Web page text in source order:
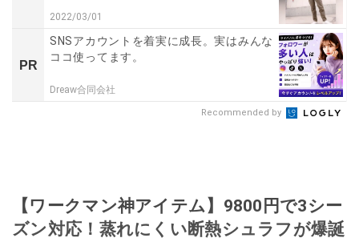
2022/03/01
PR
SNSアカウントを着実に成長。実はみんな
ココ使ってます。
Dreaw合同会社
Recommended by
【ワークマン神アイテム】9800円で3シー
ズン対応！蒸れにくい断熱シュラフが爆誕